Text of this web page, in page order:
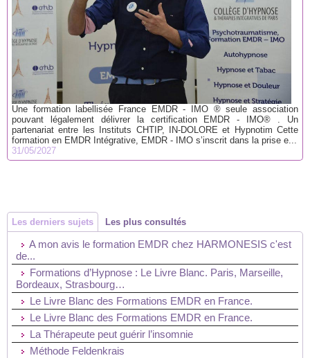
Une formation labellisée France EMDR - IMO ® seule association
pouvant légalement délivrer la certification EMDR - IMO® . Un
partenariat entre les Instituts CHTIP, IN-DOLORE et Hypnotim Cette
formation en EMDR Intégrative, EMDR - IMO s’inscrit dans la prise e...
31/05/2027
Les derniers sujets Les plus consultés
A mon avis le formation EMDR chez HARMONESIS c'est
de...
Formations d’Hypnose : Le Livre Blanc. Paris, Marseille,
Bordeaux, Strasbourg…
Le Livre Blanc des Formations EMDR en France.
Le Livre Blanc des Formations EMDR en France.
La Thérapeute peut guérir l’insomnie
Méthode Feldenkrais